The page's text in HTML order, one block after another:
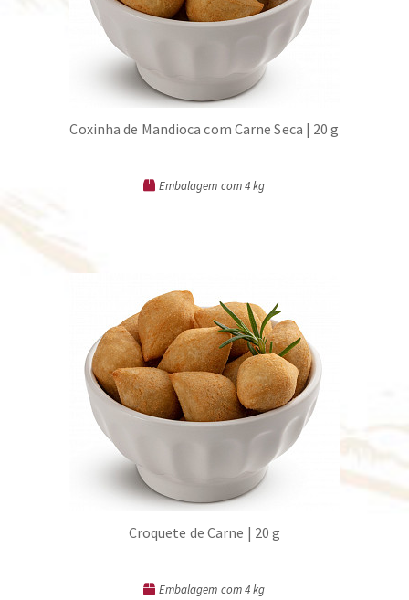
Coxinha de Mandioca com Carne Seca | 20 g
Embalagem com 4 kg
Croquete de Carne | 20 g
Embalagem com 4 kg